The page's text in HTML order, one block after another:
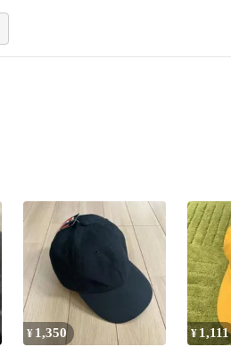
¥ 1,350 ¥ 1,111